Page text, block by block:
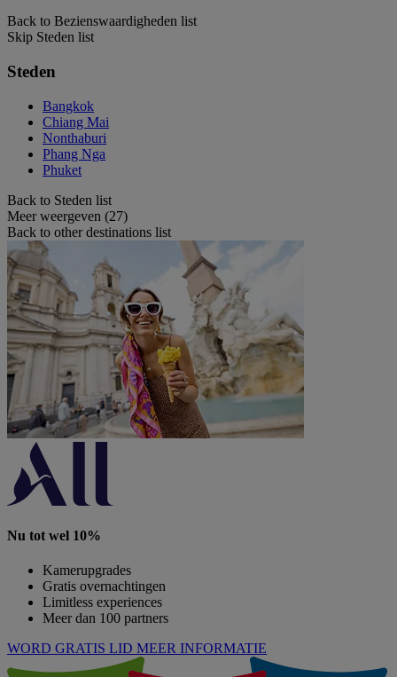
Back to Bezienswaardigheden list
Skip Steden list
Steden
Bangkok
Chiang Mai
Nonthaburi
Phang Nga
Phuket
Back to Steden list
Meer weergeven (27)
Back to other destinations list
Nu tot wel 10%
Kamerupgrades
Gratis overnachtingen
Limitless experiences
Meer dan 100 partners
WORD GRATIS LID MEER INFORMATIE